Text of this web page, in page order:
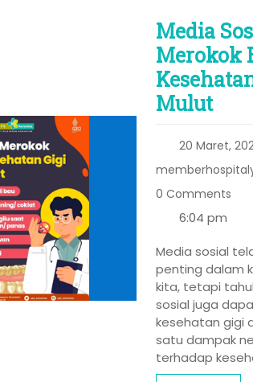
Media
Merokok
Mulut
20 Maret,
0 Comments
6:04 pm
Media sosial
penting dalam
kita, tetapi
sosial juga
kesehatan gigi
satu dampak
terhadap